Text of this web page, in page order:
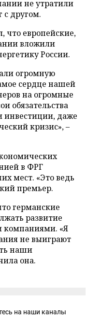
не утратили
с другом.
что европейские,
вложили
России.
огромную
сердце нашей
на огромные
обязательства
инвестиции, даже
кризис», –
в ФРГ
мест. «Это ведь
премьер.
германские
развитие
компаниями. «Я
не выиграют
наши
она.
на наши каналы